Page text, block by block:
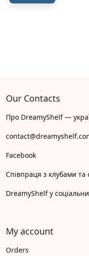
Our Contacts
Про DreamyShelf —
Facebook
Співпраця з клубами та
DreamyShelf у
My account
Orders